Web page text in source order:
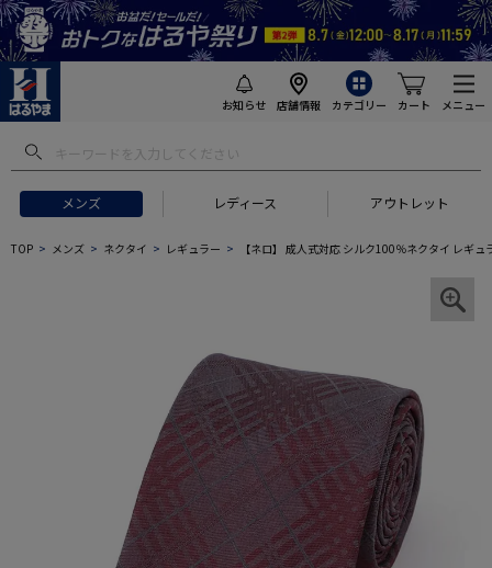
お知らせ 店舗情報 カテゴリー カート メニュー
メンズ レディース アウトレット
TOP メンズ ネクタイ レギュラー 【ネロ】 成人式対応 シルク100％ネクタイ レギ